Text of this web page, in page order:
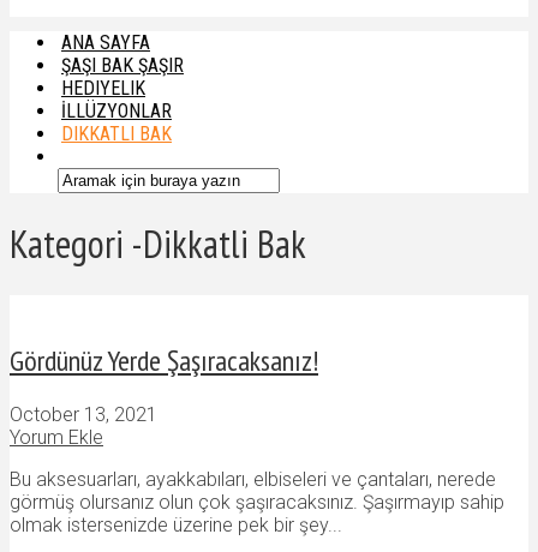
ANA SAYFA
ŞAŞI BAK ŞAŞIR
HEDIYELIK
İLLÜZYONLAR
DIKKATLI BAK
Kategori -Dikkatli Bak
Gördünüz Yerde Şaşıracaksanız!
October 13, 2021
Yorum Ekle
Bu aksesuarları, ayakkabıları, elbiseleri ve çantaları, nerede
görmüş olursanız olun çok şaşıracaksınız. Şaşırmayıp sahip
olmak istersenizde üzerine pek bir şey...